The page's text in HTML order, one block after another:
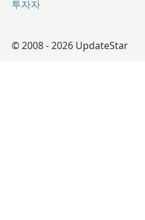
투자자
© 2008 - 2026 UpdateStar